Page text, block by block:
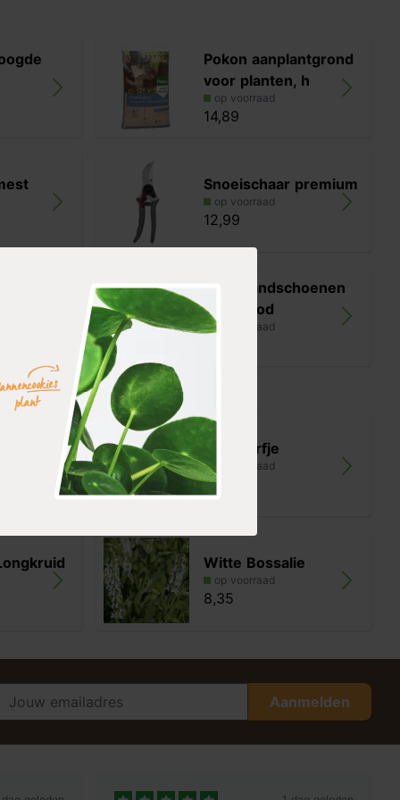
Pokon aanplantgrond
voor planten, h
op voorraad
14,89
Snoeischaar premium
op voorraad
12,99
Werkhandschoenen
roze/rood
op voorraad
Bijenkorfje
op voorraad
8,35
Witte Bossalie
op voorraad
8,35
Aanmelden